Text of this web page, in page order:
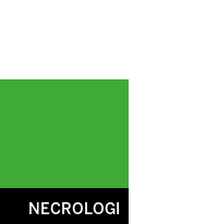
NECROLOGI